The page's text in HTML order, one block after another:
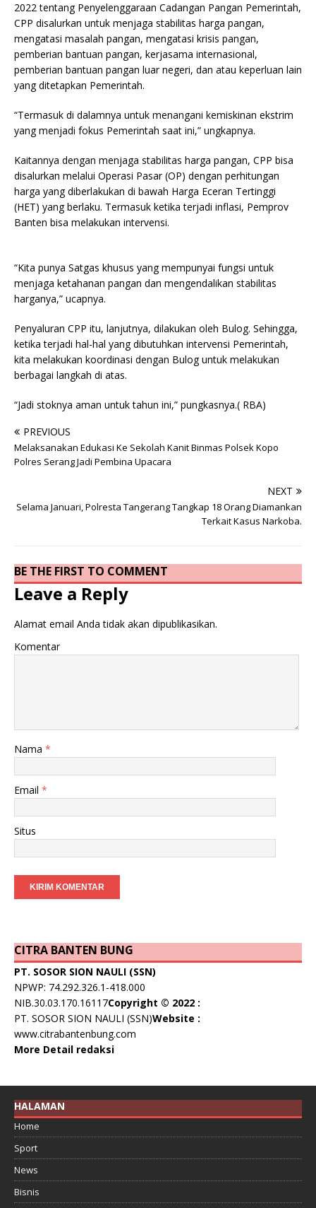
2022 tentang Penyelenggaraan Cadangan Pangan Pemerintah,
CPP disalurkan untuk menjaga stabilitas harga pangan,
mengatasi masalah pangan, mengatasi krisis pangan,
pemberian bantuan pangan, kerjasama internasional,
pemberian bantuan pangan luar negeri, dan atau keperluan lain
yang ditetapkan Pemerintah.
“Termasuk di dalamnya untuk menangani kemiskinan ekstrim
yang menjadi fokus Pemerintah saat ini,” ungkapnya.
Kaitannya dengan menjaga stabilitas harga pangan, CPP bisa
disalurkan melalui Operasi Pasar (OP) dengan perhitungan
harga yang diberlakukan di bawah Harga Eceran Tertinggi
(HET) yang berlaku. Termasuk ketika terjadi inflasi, Pemprov
Banten bisa melakukan intervensi.
“Kita punya Satgas khusus yang mempunyai fungsi untuk
menjaga ketahanan pangan dan mengendalikan stabilitas
harganya,” ucapnya.
Penyaluran CPP itu, lanjutnya, dilakukan oleh Bulog. Sehingga,
ketika terjadi hal-hal yang dibutuhkan intervensi Pemerintah,
kita melakukan koordinasi dengan Bulog untuk melakukan
berbagai langkah di atas.
“Jadi stoknya aman untuk tahun ini,” pungkasnya.( RBA)
PREVIOUS
Melaksanakan Edukasi Ke Sekolah Kanit Binmas Polsek Kopo
Polres Serang Jadi Pembina Upacara
NEXT
Selama Januari, Polresta Tangerang Tangkap 18 Orang Diamankan
Terkait Kasus Narkoba.
BE THE FIRST TO COMMENT
Leave a Reply
Alamat email Anda tidak akan dipublikasikan.
Komentar
Nama *
Email *
Situs
CITRA BANTEN BUNG
PT. SOSOR SION NAULI (SSN)
NPWP: 74.292.326.1-418.000
NIB.30.03.170.16117Copyright © 2022 :
PT. SOSOR SION NAULI (SSN)Website :
www.citrabantenbung.com
More Detail redaksi
HALAMAN
Home
Sport
News
Bisnis